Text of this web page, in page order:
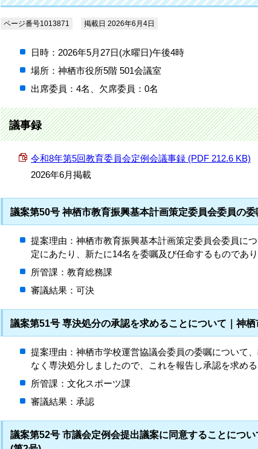
ページ番号1013871 掲載日 2026年6月4日
日時：2026年5月27日(水曜日)午後4時
場所：神栖市役所5階 501会議室
出席委員：4名、欠席委員：0名
議事録
令和8年第5回教育委員会定例会議事録 (PDF 212.6 KB)
2026年6月掲載
議案第50号 神栖市教育振興基本計画策定委員会委員の
提案理由：神栖市教育振興基本計画策定委員会委員に
定にあたり、新たに14名を委嘱及び任命するものであり
所管課：教育総務課
審議結果：可決
議案第51号 専決処分の承認を求めることについて｜神
提案理由：神栖市学校運営協議会委員の委嘱について
なく専決処分しましたので、これを報告し承認を求める
所管課：文化スポーツ課
審議結果：承認
議案第52号 市議会定例会提出議案に同意することにつ